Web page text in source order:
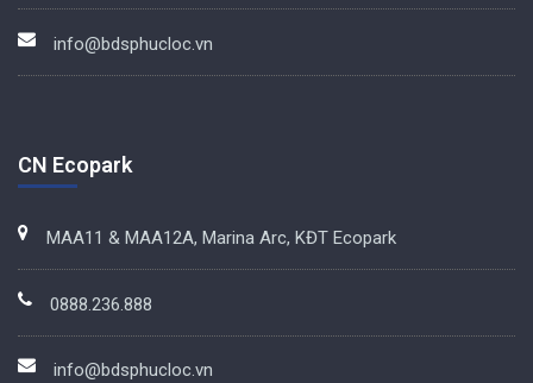
info@bdsphucloc.vn
CN Ecopark
MAA11 & MAA12A, Marina Arc, KĐT Ecopark
0888.236.888
info@bdsphucloc.vn